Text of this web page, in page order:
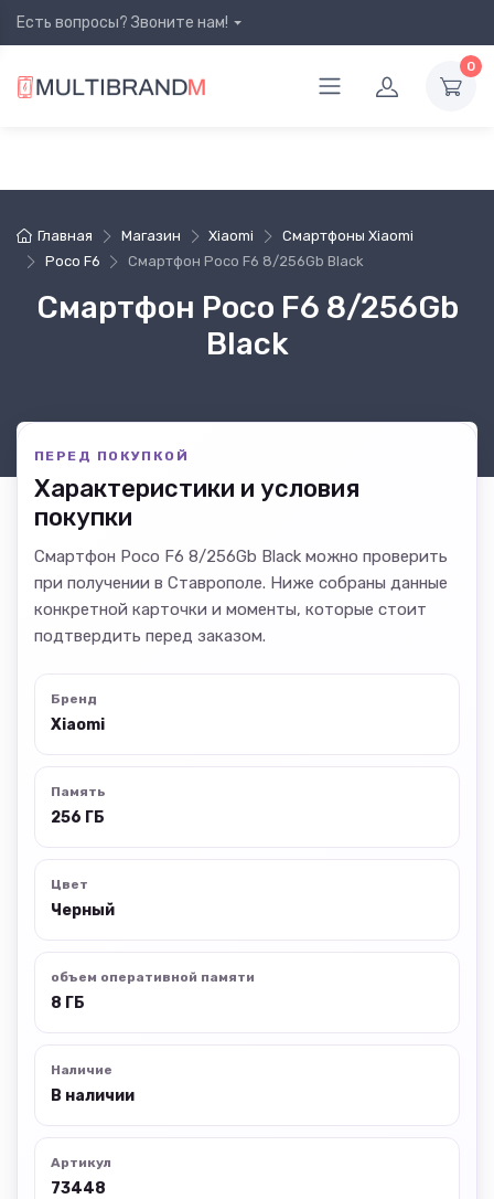
Есть вопросы? Звоните нам!
0
Главная Магазин Xiaomi
Смартфоны Xiaomi
Poco F6
Смартфон Poco F6 8/256Gb Black
Смартфон Poco F6 8/256Gb
Black
ПЕРЕД ПОКУПКОЙ
Характеристики и условия
покупки
Смартфон Poco F6 8/256Gb Black можно проверить
при получении в Ставрополе. Ниже собраны данные
конкретной карточки и моменты, которые стоит
подтвердить перед заказом.
Бренд
Xiaomi
Память
256 ГБ
Цвет
Черный
объем оперативной памяти
8 ГБ
Наличие
В наличии
Артикул
73448